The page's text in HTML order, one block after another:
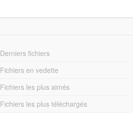
Derniers fichiers
Fichiers en vedette
Fichiers les plus aimés
Fichiers les plus téléchargés